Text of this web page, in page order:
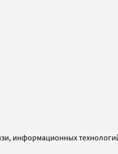
информационных